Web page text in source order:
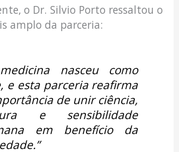
o Dr. Silvio Porto ressaltou o
amplo da parceria:
nasceu como
e esta parceria reafirma
de unir ciência,
e sensibilidade
em benefício da